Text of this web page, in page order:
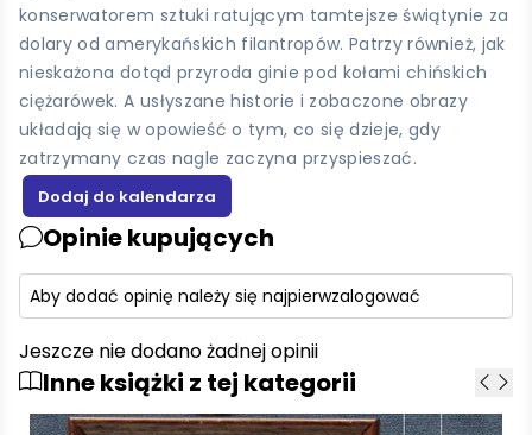
konserwatorem sztuki ratującym tamtejsze świątynie za
dolary od amerykańskich filantropów. Patrzy również, jak
nieskażona dotąd przyroda ginie pod kołami chińskich
ciężarówek. A usłyszane historie i zobaczone obrazy
układają się w opowieść o tym, co się dzieje, gdy
zatrzymany czas nagle zaczyna przyspieszać.
Opinie kupujących
Aby dodać opinię należy się najpierwzalogować
Jeszcze nie dodano żadnej opinii
Inne książki z tej kategorii